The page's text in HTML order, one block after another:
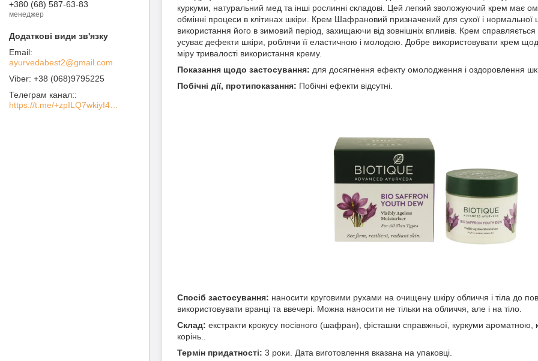
куркуми, натуральний мед та інші рослинні складові. Цей легкий зволожуючий крем має
обмінні процеси в клітинах шкіри. Крем Шафрановий призначений для сухої і нормальної
використання його в зимовий період, захищаючи від зовнішніх впливів. Крем
усуває дефекти шкіри, роблячи її еластичною і молодою. Добре використовувати крем
міру тривалості використання крему.
Показання щодо застосування: для досягнення ефекту омолодження і оздоровлення
Побічні дії, протипоказання: Побічні ефекти відсутні.
Спосіб застосування: наносити круговими рухами на очищену шкіру обличчя і тіла до
використовувати вранці та ввечері. Можна наносити не тільки на обличчя, але і на тіло.
Склад: екстракти крокусу посівного (шафран), фісташки справжньої, куркуми
корінь..
Термін придатності: 3 роки. Дата виготовлення вказана на упаковці.
+380 (68) 587-63-83
менеджер
ayurvedabest2@gmail.com
+38 (068)9795225
Телеграм канал: